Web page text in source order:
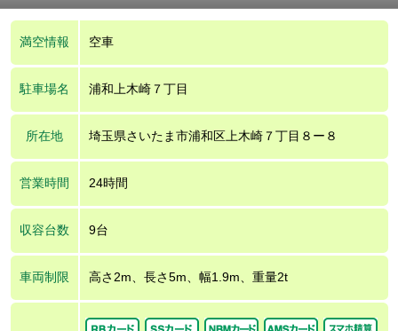
満空情報 空車
駐車場名 浦和上木崎７丁目
所在地 埼玉県さいたま市浦和区上木崎７丁目８ー８
営業時間 24時間
収容台数 9台
車両制限 高さ2m、長さ5m、幅1.9m、重量2t